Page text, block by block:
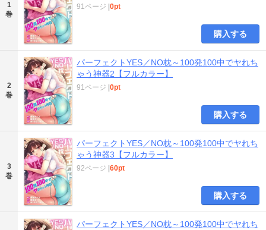
1
巻
91ページ 0pt
購入する
2
巻
パーフェクトYES／NO枕～100発100中でヤれち
ゃう神器2【フルカラー】
91ページ 0pt
購入する
3
巻
パーフェクトYES／NO枕～100発100中でヤれち
ゃう神器3【フルカラー】
92ページ 60pt
購入する
パーフェクトYES／NO枕～100発100中でヤれち